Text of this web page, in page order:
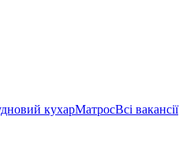
кухарМатросВсі вакансії